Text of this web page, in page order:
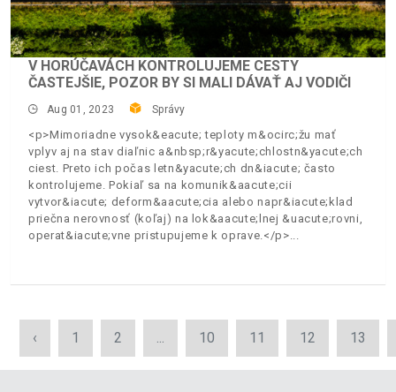
V HORÚČAVÁCH KONTROLUJEME CESTY
ČASTEJŠIE, POZOR BY SI MALI DÁVAŤ AJ VODIČI
Aug 01, 2023 Správy
<p>Mimoriadne vysok&eacute; teploty m&ocirc;žu mať
vplyv aj na stav diaľnic a&nbsp;r&yacute;chlostn&yacute;ch
ciest. Preto ich počas letn&yacute;ch dn&iacute; často
kontrolujeme. Pokiaľ sa na komunik&aacute;cii
vytvor&iacute; deform&aacute;cia alebo napr&iacute;klad
priečna nerovnosť (koľaj) na lok&aacute;lnej &uacute;rovni,
operat&iacute;vne pristupujeme k oprave.</p>
‹ 1 2 ... 10 11 12 13